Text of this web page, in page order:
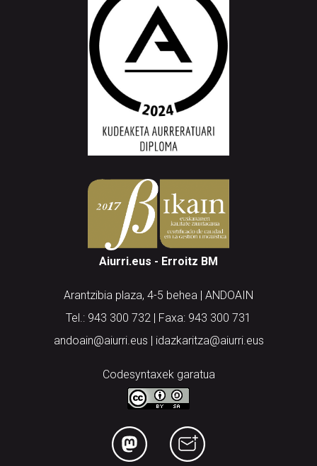
Aiurri.eus - Erroitz BM
Arantzibia plaza, 4-5 behea | ANDOAIN
Tel.: 943 300 732 | Faxa: 943 300 731
andoain@aiurri.eus | idazkaritza@aiurri.eus
Codesyntaxek garatua